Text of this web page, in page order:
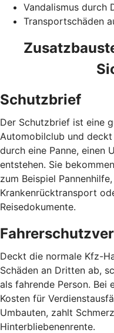
Vandalismus durch
Transportschäden
Schutzbrief
Der Schutzbrief ist eine
Automobilclub und
durch eine Panne, einen
entstehen. Sie
zum Beispiel
Krankenrücktransport
Reisedokumente.
Deckt die normale Kfz-
Schäden an Dritten ab,
als fahrende Person. Bei
Kosten für
Umbauten, zahlt
Hinterbliebenenrente.